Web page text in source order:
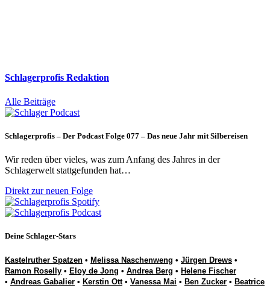
Schlagerprofis Redaktion
Alle Beiträge
Schlagerprofis – Der Podcast Folge 077 – Das neue Jahr mit Silbereisen
Wir reden über vieles, was zum Anfang des Jahres in der
Schlagerwelt stattgefunden hat…
Direkt zur neuen Folge
Deine Schlager-Stars
Kastelruther Spatzen • Melissa Naschenweng • Jürgen Drews •
Ramon Roselly • Eloy de Jong • Andrea Berg • Helene Fischer
• Andreas Gabalier • Kerstin Ott• Vanessa Mai • Ben Zucker • Beatrice